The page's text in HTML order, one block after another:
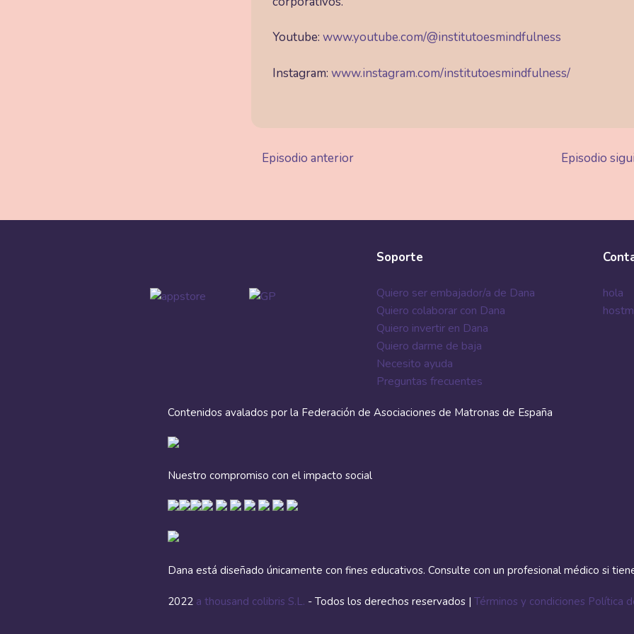
Youtube:www.youtube.com/@institutoesmindfulness
Instagram:www.instagram.com/institutoesmindfulness/
Episodio anterior Episodio
Soporte
Quiero ser embajador/a de Dana
Quiero colaborar con Dana
Quiero invertir en Dana
Quiero darme de baja
Necesito ayuda
Preguntas frecuentes
hola
Contenidos avalados por la Federación de Asociaciones de Matronas de España
Nuestro compromiso con el impacto social
Dana está diseñado únicamente con fines educativos. Consulte con un profesional médico si
2022 a thousand colibris S.L. - Todos los derechos reservados | Términos y condiciones Política